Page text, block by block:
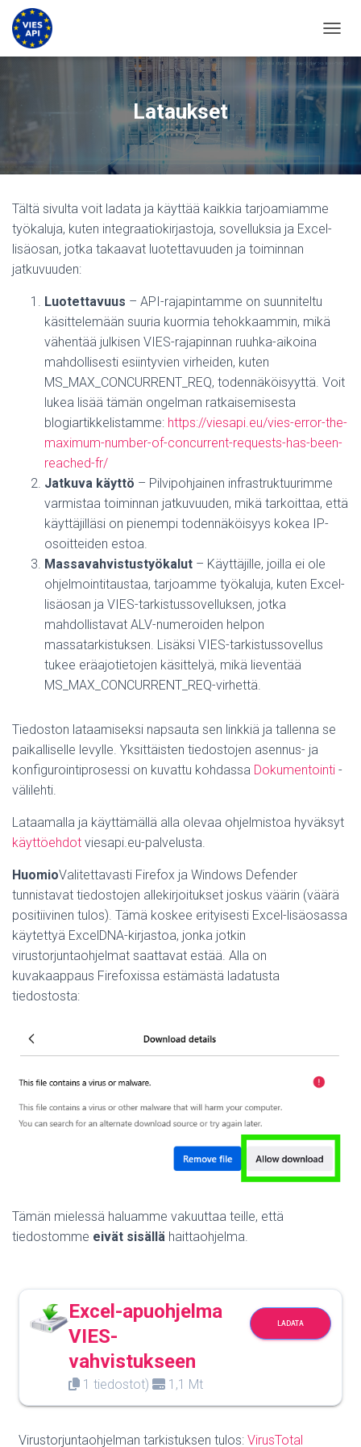
Lataukset
Tältä sivulta voit ladata ja käyttää kaikkia tarjoamiamme
työkaluja, kuten integraatiokirjastoja, sovelluksia ja Excel-
lisäosan, jotka takaavat luotettavuuden ja toiminnan
jatkuvuuden:
Luotettavuus – API-rajapintamme on suunniteltu
käsittelemään suuria kuormia tehokkaammin, mikä
vähentää julkisen VIES-rajapinnan ruuhka-aikoina
mahdollisesti esiintyvien virheiden, kuten
MS_MAX_CONCURRENT_REQ, todennäköisyyttä. Voit
lukea lisää tämän ongelman ratkaisemisesta
blogiartikkelistamme: https://viesapi.eu/vies-error-the-
maximum-number-of-concurrent-requests-has-been-
reached-fr/
Jatkuva käyttö – Pilvipohjainen infrastruktuurimme
varmistaa toiminnan jatkuvuuden, mikä tarkoittaa, että
käyttäjilläsi on pienempi todennäköisyys kokea IP-
osoitteiden estoa.
Massavahvistustyökalut – Käyttäjille, joilla ei ole
ohjelmointitaustaa, tarjoamme työkaluja, kuten Excel-
lisäosan ja VIES-tarkistussovelluksen, jotka
mahdollistavat ALV-numeroiden helpon
massatarkistuksen. Lisäksi VIES-tarkistussovellus
tukee eräajotietojen käsittelyä, mikä lieventää
MS_MAX_CONCURRENT_REQ-virhettä.
Tiedoston lataamiseksi napsauta sen linkkiä ja tallenna se
paikalliselle levylle. Yksittäisten tiedostojen asennus- ja
konfigurointiprosessi on kuvattu kohdassa Dokumentointi -
välilehti.
Lataamalla ja käyttämällä alla olevaa ohjelmistoa hyväksyt
käyttöehdot viesapi.eu-palvelusta.
HuomioValitettavasti Firefox ja Windows Defender
tunnistavat tiedostojen allekirjoitukset joskus väärin (väärä
positiivinen tulos). Tämä koskee erityisesti Excel-lisäosassa
käytettyä ExcelDNA-kirjastoa, jonka jotkin
virustorjuntaohjelmat saattavat estää. Alla on
kuvakaappaus Firefoxissa estämästä ladatusta
tiedostosta:
Tämän mielessä haluamme vakuuttaa teille, että
tiedostomme eivät sisällä haittaohjelma.
Excel-apuohjelma
VIES-
vahvistukseen
1 tiedostot) 1,1 Mt
LADATA
Virustorjuntaohjelman tarkistuksen tulos: VirusTotal